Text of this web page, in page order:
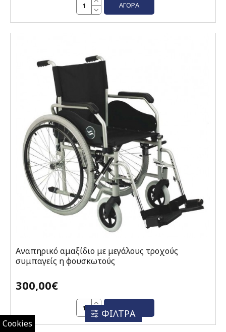
Cookies
ΑΓΟΡΆ
Αναπηρικό αμαξίδιο με μεγάλους τροχούς
συμπαγείς η φουσκωτούς
300,00€
ΦΙΛΤΡΑ